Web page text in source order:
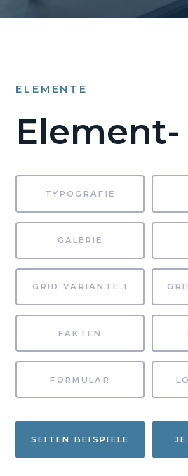
ELEMENTE
TYPOGRAFIE
GALERIE
GRID VARIANTE 1
FAKTEN
FORMULAR
SEITEN BEISPIELE